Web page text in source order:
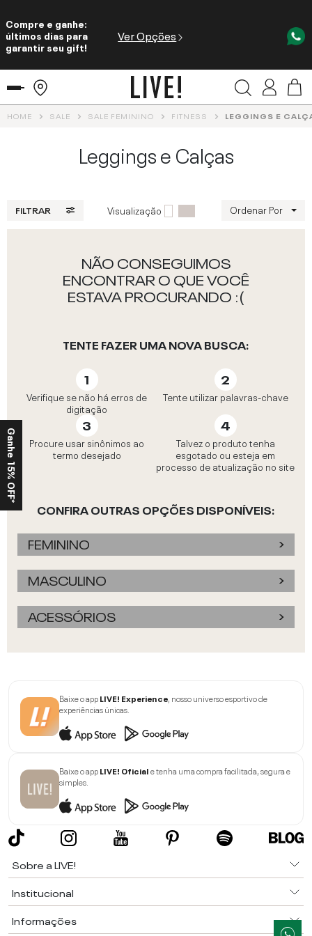
Compre e ganhe:
últimos dias para
garantir seu gift!
Ver Opções
HOME SALE SALE FEMININO FITNESS LEGGINGS E
Leggings e Calças
FILTRAR Visualização Ordenar Por
NÃO CONSEGUIMOS
ENCONTRAR O QUE VOCÊ
ESTAVA PROCURANDO :(
TENTE FAZER UMA NOVA BUSCA:
Verifique se não há erros de
digitação
Tente utilizar palavras-chave
Procure usar sinônimos ao
termo desejado
Talvez o produto tenha
esgotado ou esteja em
processo de atualização no site
CONFIRA OUTRAS OPÇÕES DISPONÍVEIS:
FEMININO
MASCULINO
ACESSÓRIOS
Baixe o appLIVE! Experience, nosso universo esportivo de
experiências únicas.
Baixe o appLIVE! Oficiale tenha uma compra facilitada, segura e
simples.
Sobre a LIVE!
Institucional
Informações
Ganhe 15% OFF*